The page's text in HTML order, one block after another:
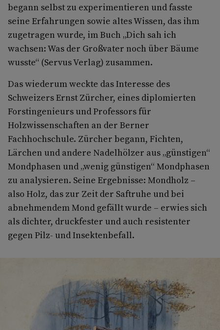
begann selbst zu experimentieren und fasste
seine Erfahrungen sowie altes Wissen, das ihm
zugetragen wurde, im Buch „Dich sah ich
wachsen: Was der Großvater noch über Bäume
wusste“ (Servus Verlag) zusammen.
Das wiederum weckte das Interesse des
Schweizers Ernst Zürcher, eines diplomierten
Forstingenieurs und Professors für
Holzwissenschaften an der Berner
Fachhochschule. Zürcher begann, Fichten,
Lärchen und andere Nadelhölzer aus „günstigen“
Mondphasen und „wenig günstigen“ Mondphasen
zu analysieren. Seine Ergebnisse: Mondholz –
also Holz, das zur Zeit der Saftruhe und bei
abnehmendem Mond gefällt wurde – erwies sich
als dichter, druckfester und auch resistenter
gegen Pilz- und Insektenbefall.